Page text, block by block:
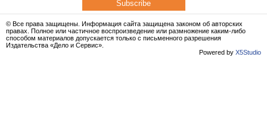
Subscribe
© Все права защищены. Информация сайта защищена законом об авторских
правах. Полное или частичное воспроизведение или размножение каким-либо
способом материалов допускается только с письменного разрешения
Издательства «Дело и Сервис».
Powered by X5Studio